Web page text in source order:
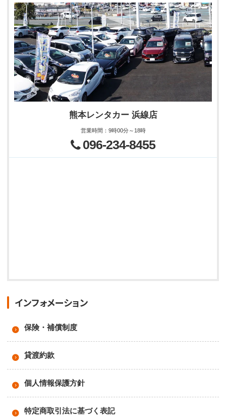
熊本レンタカー 浜線店
営業時間 ： 9時00分～18時
096-234-8455
インフォメーション
保険・補償制度
貸渡約款
個人情報保護方針
特定商取引法に基づく表記